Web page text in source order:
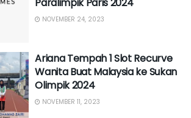
NOVEMBER 24, 2023
Ariana Tempah 1 Slot Recurve
Wanita Buat Malaysia ke Sukan
Olimpik 2024
NOVEMBER 11, 2023